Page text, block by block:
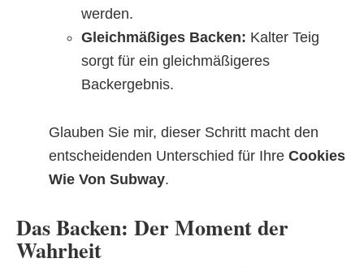
werden.
Gleichmäßiges Backen: Kalter Teig
sorgt für ein gleichmäßigeres
Backergebnis.
Glauben Sie mir, dieser Schritt macht den
entscheidenden Unterschied für Ihre Cookies
Wie Von Subway.
Das Backen: Der Moment der
Wahrheit